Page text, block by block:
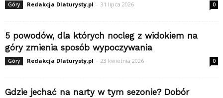
Góry Redakcja Dlaturysty.pl - 31 lipca 2026 0
5 powodów, dla których nocleg z widokiem na
góry zmienia sposób wypoczywania
Góry Redakcja Dlaturysty.pl - 23 kwietnia 2026 0
Gdzie jechać na narty w tym sezonie? Dobór